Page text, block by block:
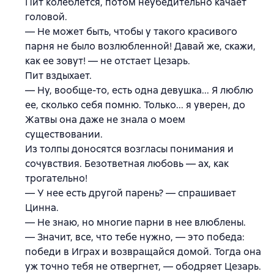
головой.
— Не может быть, чтобы у такого красивого
парня не было возлюбленной! Давай же, скажи,
как ее зовут! — не отстает Цезарь.
Пит вздыхает.
— Ну, вообще-то, есть одна девушка... Я люблю
ее, сколько себя помню. Только... я уверен, до
Жатвы она даже не знала о моем
существовании.
Из толпы доносятся возгласы понимания и
сочувствия. Безответная любовь — ах, как
трогательно!
— У нее есть другой парень? — спрашивает
Цинна.
— Не знаю, но многие парни в нее влюблены.
— Значит, все, что тебе нужно, — это победа:
победи в Играх и возвращайся домой. Тогда она
уж точно тебя не отвергнет, — ободряет Цезарь.